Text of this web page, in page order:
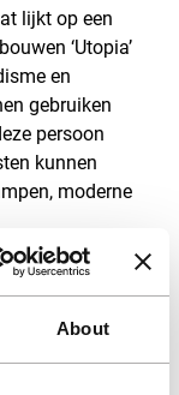
About
lijkt op een
‘Utopia’
en
gebruiken
persoon
kunnen
moderne